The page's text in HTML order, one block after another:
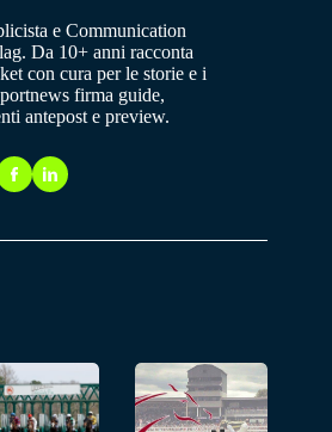
e Communication
Da 10+ anni racconta
con cura per le storie e i
firma guide,
antepost e preview.